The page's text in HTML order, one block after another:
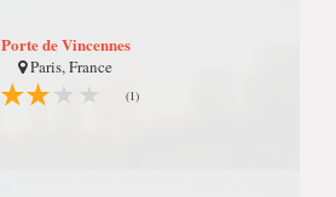
Porte de Vincennes
Paris, France
(1)